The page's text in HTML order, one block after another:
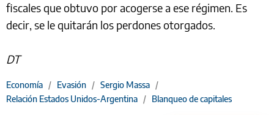
fiscales que obtuvo por acogerse a ese régimen. Es
decir, se le quitarán los perdones otorgados.
DT
Economía / Evasión / Sergio Massa /
Relación Estados Unidos-Argentina / Blanqueo de capitales